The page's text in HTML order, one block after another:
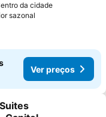
da cidade
sazonal
Ver preços
aos favoritos